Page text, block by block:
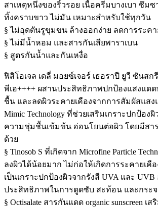
สาเหตุหนึ่งของริ้วรอย เนื้อครีมบางเบา ซึมซ
ทิ้งคราบขาว ไม่มัน เหมาะสำหรับใช้ทุกวัน
§ ไม่อุดตันรูขุมขน ล้างออกง่าย ลดการระคา
§ ไม่มีน้ำหอม และสารกันเสียพาราเบน
§ สูตรกันน้ำและกันเหงื่อ
ฟิสิโอเจล เดลี่ มอยซ์เจอร์ เธอราปี ยูวี ซันสก
พีเอ++++ ผสานประสิทธิภาพปกป้องแสงแด
ชื้น และลดผิวระคายเคืองจากการสัมผัสแส
Mimic Technology ที่ช่วยเสริมเกราะปกป้อง
ความชุ่มชื้นเข้มข้น อ่อนโยนต่อผิว โดยมีสา
ด้วย
§ Tinosob S ที่เกิดจาก Microfine Particle
ลงผิวได้น้อยมาก ไม่ก่อให้เกิดการระคายเคื
เป็นเกราะปกป้องผิวจากรังสี UVA และ UVB
ประสิทธิภาพในการดูดซับ สะท้อน และกระจ
§ Octisalate สารกันแดด organic sunscreen